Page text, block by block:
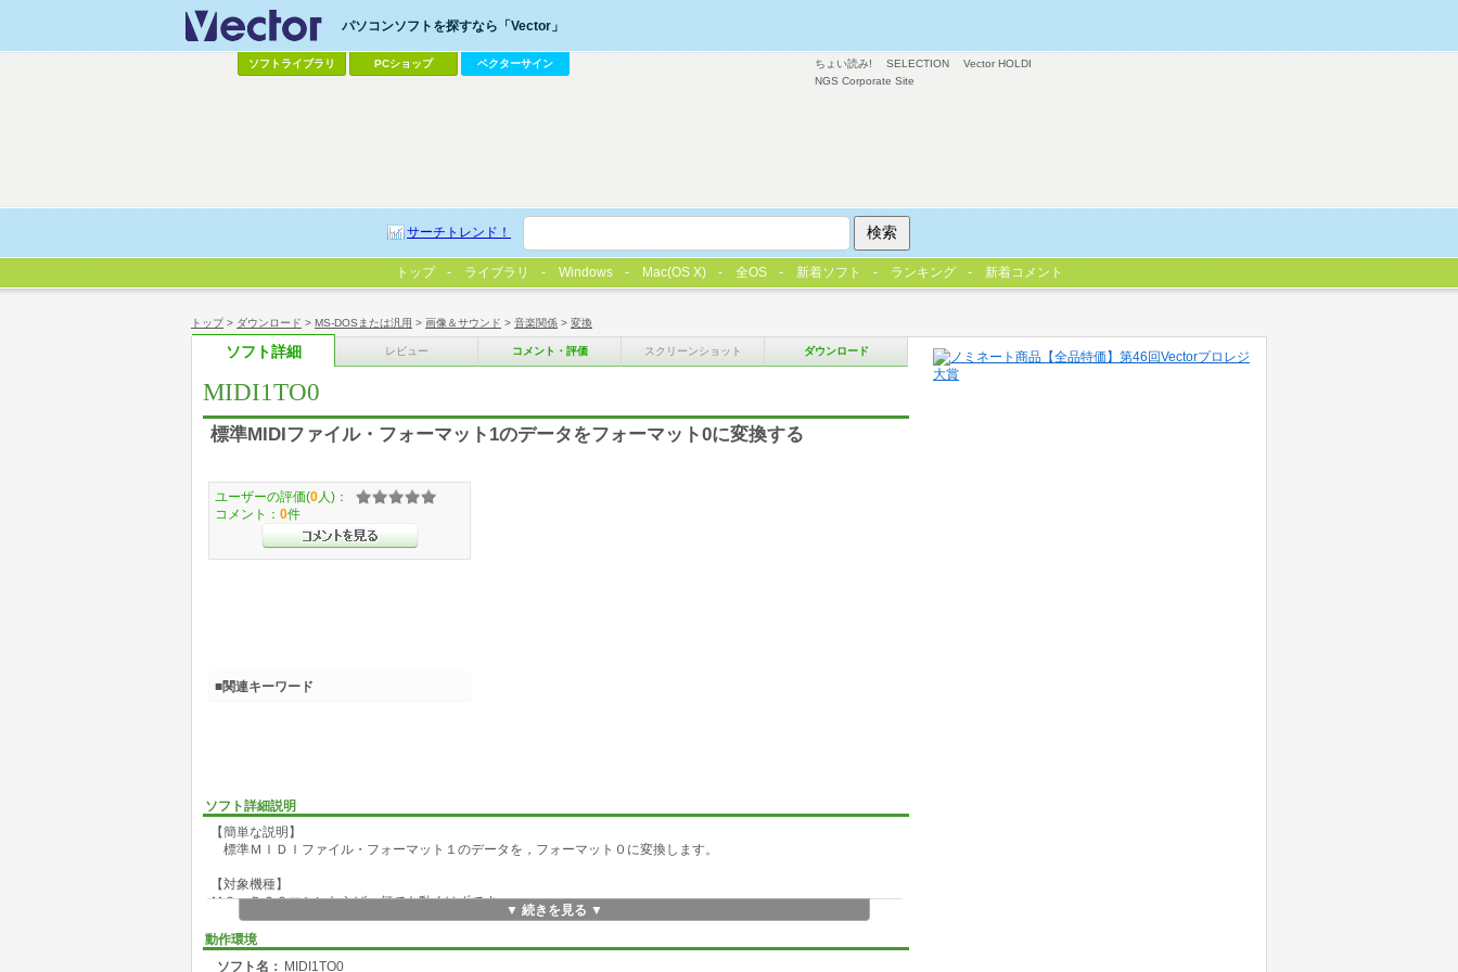
トップ> ダウンロード > MS-DOSまたは汎用 > 画像＆サウンド > 音楽関係 > 変換
ソフト詳細 レビュー コメント・評価 スクリーンショット ダウンロード
MIDI1TO0
標準MIDIファイル・フォーマット1のデータをフォーマット0に変換する
ソフト詳細説明
【簡単な説明】
標準ＭＩＤＩファイル・フォーマット１のデータを，フォーマット０に変換します。
【対象機種】
ＭＳ－ＤＯＳマシンならば、何でも動くはずです。
ただし動作確認は、PC9801UV21でしか行っていません。
【起動パラメタ】
▼ 続きを見る ▼
動作環境
ソフト名： MIDI1TO0
ユーザーの評価(0 人)：
コメント： 0件
■関連キーワード
ちょい読み! SELECTION
Vector HOLDI
NGS Corporate Site
パソコンソフトを探すなら「Vector」
ソフトライブラリ PCショップ ベクターサイン
サーチトレンド！
トップ ライブラリ Windows Mac(OS X) 全OS 新着ソフト ランキング 新着コメント